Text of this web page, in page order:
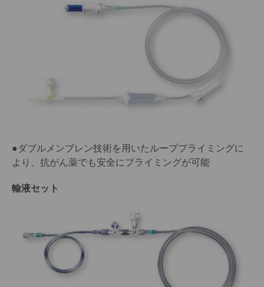
●ダブルメンブレン技術を用いたループプライミングに
より、抗がん薬でも安全にプライミングが可能
輸液セット